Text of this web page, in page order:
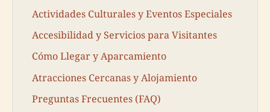
Actividades Culturales y Eventos Especiales
Accesibilidad y Servicios para Visitantes
Cómo Llegar y Aparcamiento
Atracciones Cercanas y Alojamiento
Preguntas Frecuentes (FAQ)